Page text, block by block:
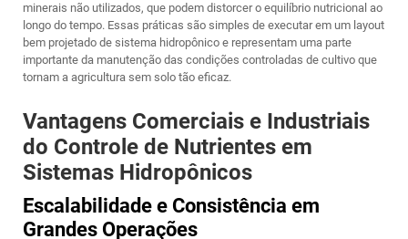
minerais não utilizados, que podem distorcer o equilíbrio nutricional ao
longo do tempo. Essas práticas são simples de executar em um layout
bem projetado de sistema hidropônico e representam uma parte
importante da manutenção das condições controladas de cultivo que
tornam a agricultura sem solo tão eficaz.
Vantagens Comerciais e Industriais
do Controle de Nutrientes em
Sistemas Hidropônicos
Escalabilidade e Consistência em
Grandes Operações